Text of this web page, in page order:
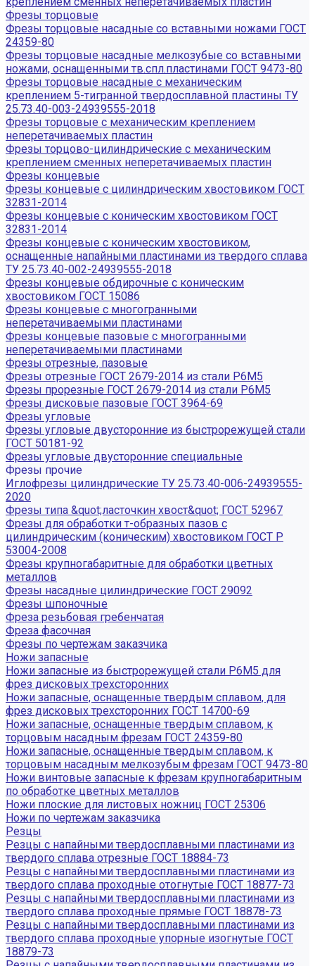
Фрезы торцовые
Фрезы торцовые насадные со вставными ножами ГОСТ
24359-80
Фрезы торцовые насадные мелкозубые со вставными
ножами, оснащенными тв.спл.пластинами ГОСТ 9473-80
Фрезы торцовые насадные с механическим
креплением 5-тигранной твердосплавной пластины ТУ
25.73.40-003-24939555-2018
Фрезы торцовые с механическим креплением
неперетачиваемых пластин
Фрезы торцово-цилиндрические с механическим
креплением сменных неперетачиваемых пластин
Фрезы концевые
Фрезы концевые с цилиндрическим хвостовиком ГОСТ
32831-2014
Фрезы концевые с коническим хвостовиком ГОСТ
32831-2014
Фрезы концевые с коническим хвостовиком,
оснащенные напайными пластинами из твердого сплава
ТУ 25.73.40-002-24939555-2018
Фрезы концевые обдирочные с коническим
хвостовиком ГОСТ 15086
Фрезы концевые с многогранными
неперетачиваемыми пластинами
Фрезы концевые пазовые с многогранными
неперетачиваемыми пластинами
Фрезы отрезные, пазовые
Фрезы отрезные ГОСТ 2679-2014 из стали Р6М5
Фрезы прорезные ГОСТ 2679-2014 из стали Р6М5
Фрезы дисковые пазовые ГОСТ 3964-69
Фрезы угловые
Фрезы угловые двусторонние из быстрорежущей стали
ГОСТ 50181-92
Фрезы угловые двусторонние специальные
Фрезы прочие
Иглофрезы цилиндрические ТУ 25.73.40-006-24939555-
2020
Фрезы типа &quot;ласточкин хвост&quot; ГОСТ 52967
Фрезы для обработки т-образных пазов с
цилиндрическим (коническим) хвостовиком ГОСТ Р
53004-2008
Фрезы крупногабаритные для обработки цветных
металлов
Фрезы насадные цилиндрические ГОСТ 29092
Фрезы шпоночные
Фреза резьбовая гребенчатая
Фреза фасочная
Фрезы по чертежам заказчика
Ножи запасные
Ножи запасные из быстрорежущей стали Р6М5 для
фрез дисковых трехсторонних
Ножи запасные, оснащенные твердым сплавом, для
фрез дисковых трехсторонних ГОСТ 14700-69
Ножи запасные, оснащенные твердым сплавом, к
торцовым насадным фрезам ГОСТ 24359-80
Ножи запасные, оснащенные твердым сплавом, к
торцовым насадным мелкозубым фрезам ГОСТ 9473-80
Ножи винтовые запасные к фрезам крупногабаритным
по обработке цветных металлов
Ножи плоские для листовых ножниц ГОСТ 25306
Ножи по чертежам заказчика
Резцы
Резцы с напайными твердосплавными пластинами из
твердого сплава отрезные ГОСТ 18884-73
Резцы с напайными твердосплавными пластинами из
твердого сплава проходные отогнутые ГОСТ 18877-73
Резцы с напайными твердосплавными пластинами из
твердого сплава проходные прямые ГОСТ 18878-73
Резцы с напайными твердосплавными пластинами из
твердого сплава проходные упорные изогнутые ГОСТ
18879-73